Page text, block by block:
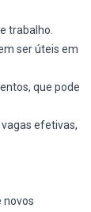
trabalho.
ser úteis em
que pode
efetivas,
novos